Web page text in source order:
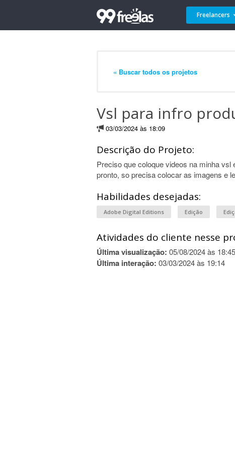
Freelancers
« Buscar todos os projetos
Vsl para infro
03/03/2024 às 18:09
Descrição do Projeto:
Preciso que coloque videos na minha
pronto, so precisa colocar as imagens e
Habilidades desejadas:
Adobe Digital Editions Edição
Atividades do cliente nesse
Última visualização: 05/08/2024 às 18:45
Última interação: 03/03/2024 às 19:14